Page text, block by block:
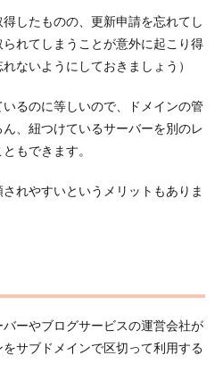
得したものの、更新申請を忘れてし
れてしまうことが意外に起こり得
ないようにしておきましょう）
いるのに等しいので、ドメインの管
、紐つけているサーバーを別のレ
もできます。
れやすいというメリットもありま
ーやブログサービスの運営会社が
サブドメインで区切って利用する